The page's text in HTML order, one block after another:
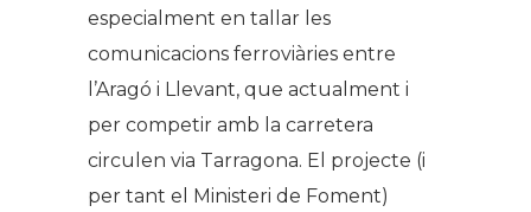
especialment en tallar les
comunicacions ferroviàries entre
l’Aragó i Llevant, que actualment i
per competir amb la carretera
circulen via Tarragona. El projecte (i
per tant el Ministeri de Foment)